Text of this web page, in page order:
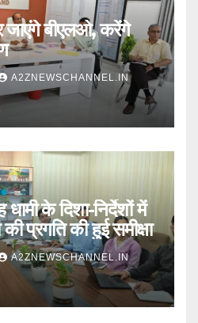
जाएंगे बीएलओ, करेंगे
A2ZNEWSCHANNEL.IN
के दिशा-निर्देशों में
प्रगति की हुई समीक्षा
A2ZNEWSCHANNEL.IN